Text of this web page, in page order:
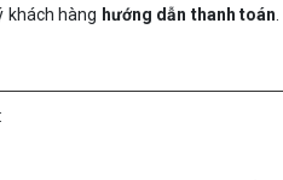
khách hàng hướng dẫn thanh toán